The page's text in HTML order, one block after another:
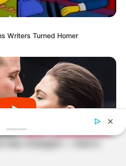
Writers Turned Homer